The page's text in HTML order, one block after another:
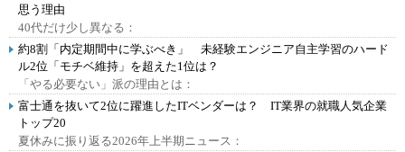
思う理由
40代だけ少し異なる：
約8割「内定期間中に学ぶべき」 未経験エンジニア自主学習のハード
ル2位「モチベ維持」を超えた1位は？
「やる必要ない」派の理由とは：
富士通を抜いて2位に躍進したITベンダーは？ IT業界の就職人気企業
トップ20
夏休みに振り返る2026年上半期ニュース：